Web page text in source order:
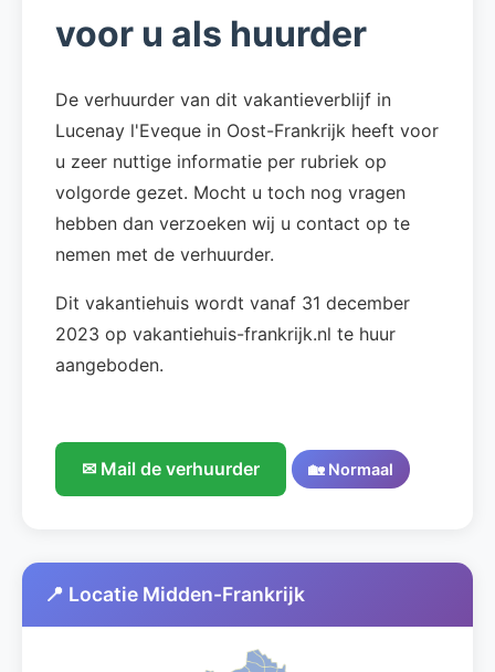
voor u als huurder
De verhuurder van dit vakantieverblijf in
Lucenay l'Eveque in Oost-Frankrijk heeft voor
u zeer nuttige informatie per rubriek op
volgorde gezet. Mocht u toch nog vragen
hebben dan verzoeken wij u contact op te
nemen met de verhuurder.
Dit vakantiehuis wordt vanaf 31 december
2023 op vakantiehuis-frankrijk.nl te huur
aangeboden.
✉ Mail de verhuurder 🏡 Normaal
📍 Locatie Midden-Frankrijk